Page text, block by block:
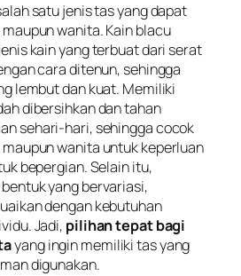
satu jenis tas yang dapat
wanita. Kain blacu
kain yang terbuat dari serat
cara ditenun, sehingga
lembut dan kuat. Memiliki
dibersihkan dan tahan
sehari-hari, sehingga cocok
wanita untuk keperluan
bepergian. Selain itu,
yang bervariasi,
dengan kebutuhan
Jadi, pilihan tepat bagi
yang ingin memiliki tas yang
digunakan.